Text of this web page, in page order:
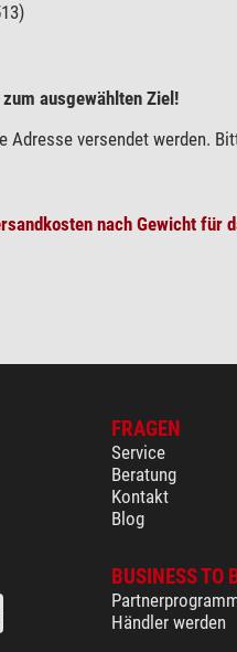
ausgewählten Ziel!
Adresse versendet werden.
nach Gewicht für
FRAGEN
Service
Beratung
Kontakt
Blog
BUSINESS TO
Händler werden